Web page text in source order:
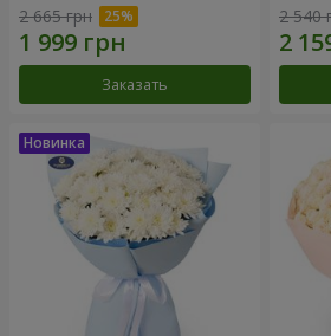
2 665 грн
Заказать
2 540